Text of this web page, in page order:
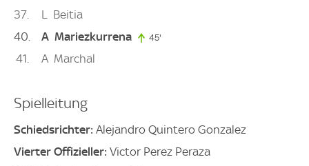
37 L
Beitia
40
A Mariezkurrena 45'
41 A Marchal
Spielleitung
Schiedsrichter: Alejandro Quintero Gonzalez
Vierter Offizieller: Victor Perez Peraza